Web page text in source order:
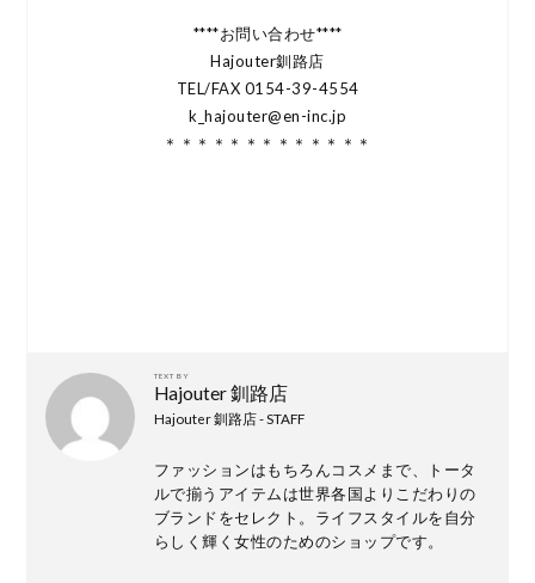
****お問い合わせ****
Hajouter釧路店
TEL/FAX 0154-39-4554
k_hajouter@en-inc.jp
＊＊＊＊＊＊＊＊＊＊＊＊＊
TEXT BY
Hajouter 釧路店
Hajouter 釧路店 - STAFF
ファッションはもちろんコスメまで、トータ
ルで揃うアイテムは世界各国よりこだわりの
ブランドをセレクト。ライフスタイルを自分
らしく輝く女性のためのショップです。